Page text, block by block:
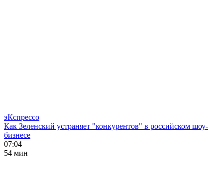
эКспрессо
Как Зеленский устраняет "конкурентов" в российском шоу-
бизнесе
07:04
54 мин